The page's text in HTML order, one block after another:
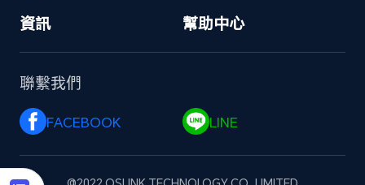
資訊
幫助中心
聯繫我們
FACEBOOK LINE